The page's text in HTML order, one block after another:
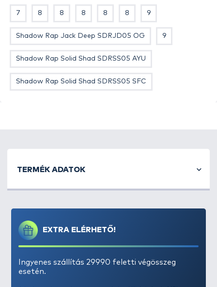
wobbler.
7 8 8 8 8 8 9
Shadow Rap Jack Deep SDRJD05 OG 9
Shadow Rap Solid Shad SDRSS05 AYU
Shadow Rap Solid Shad SDRSS05 SFC
EXTRA ELÉRHETŐ!
Ingyenes szállítás 29990 feletti végösszeg
esetén.
TERMÉK ADATOK